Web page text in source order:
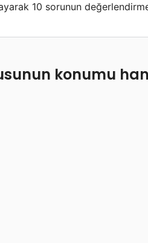
10 sorunun
konumu